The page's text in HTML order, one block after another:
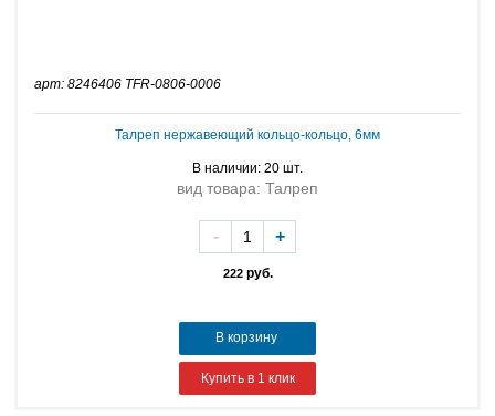
арт: 8246406 TFR-0806-0006
Талреп нержавеющий кольцо-кольцо, 6мм
В наличии: 20 шт.
вид товара: Талреп
222руб.
- +
В корзину
Купить в 1 клик